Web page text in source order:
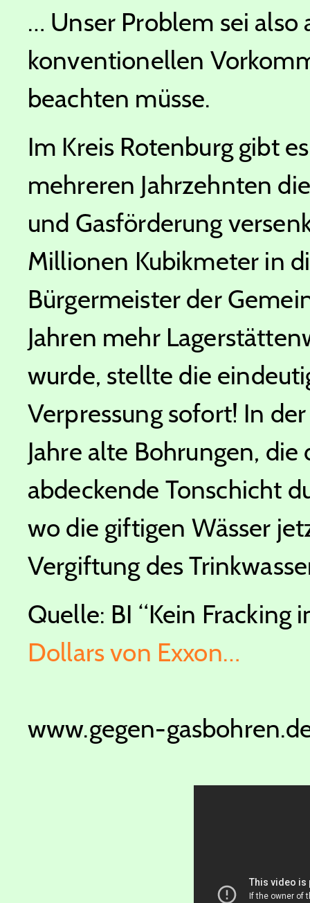
… Unser Problem sei also
konventionellen
beachten müsse.
Im Kreis Rotenburg gibt
mehreren Jahrzehnten
und Gasförderung
Millionen Kubikmeter in
Bürgermeister der
Jahren mehr
wurde, stellte die
Verpressung sofort! In
Jahre alte Bohrungen,
abdeckende Tonschicht
wo die giftigen Wässer
Vergiftung des
Quelle: BI “Kein Fracking
Dollars von Exxon…
www.gegen-